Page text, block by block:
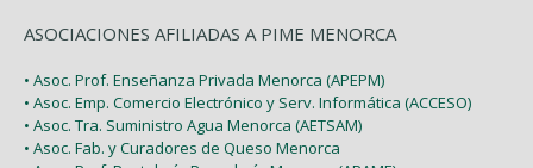
ASOCIACIONES AFILIADAS A PIME MENORCA
• Asoc. Prof. Enseñanza Privada Menorca (APEPM)
• Asoc. Emp. Comercio Electrónico y Serv. Informática (ACCESO)
• Asoc. Tra. Suministro Agua Menorca (AETSAM)
• Asoc. Fab. y Curadores de Queso Menorca